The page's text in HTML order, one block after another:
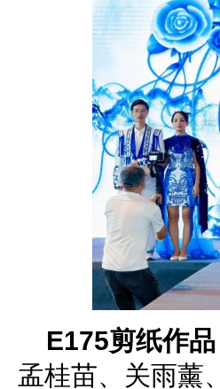
E175剪纸作品
孟桂苗、关雨薰